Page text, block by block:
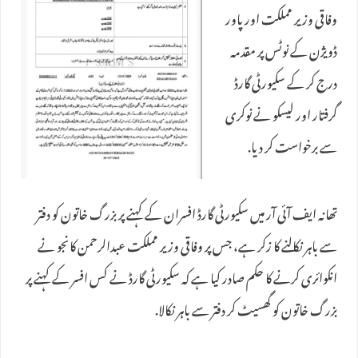
وفاقی وزیر مملکت اور پاور
ڈویژن کے نوٹس پر مقدمہ
درج کر کے سکیورٹی گارڈ
گرفتار اور لیسکو نے نوکری
سے برخواست کر دیا.
تھانہ ایف آئی آر میں سکیورٹی گارڈ افسران کے کہنے پر بزرگ خاتون کو دفتر
سے باہر نکالنے کا زکر ہے، جس پر وفاقی وزیر مملکت عبدالرحمن کانجو نے
انکوائری کرنے کا حکم صادر کیا ہے کہ سکیورٹی گارڈ نے کس افسر کے کہنے پر
بزرگ خاتون کو گھسیٹ کر دفتر سے باہر نکالا.